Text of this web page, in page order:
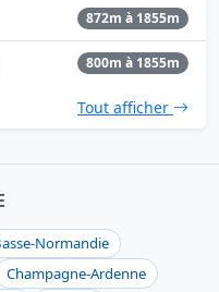
872m à 1855m
800m à 1855m
Tout afficher
Normandie
Champagne-Ardenne